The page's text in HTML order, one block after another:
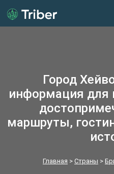
Город
информация для
маршруты,
Главная > Страны >